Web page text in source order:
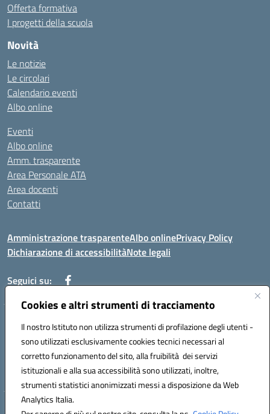
Cookies e altri strumenti di tracciamento
Il nostro Istituto non utilizza strumenti di profilazione degli utenti -
sono utilizzati esclusivamente cookies tecnici necessari al
corretto funzionamento del sito, alla fruibilità dei servizi
istituzionali e alla sua accessibilità sono utilizzati, inoltre,
strumenti statistici anonimizzati messi a disposizione da Web
Analytics Italia.
Offerta formativa
I progetti della scuola
Novità
Le notizie
Le circolari
Calendario eventi
Albo online
Eventi
Albo online
Amm. trasparente
Area Personale ATA
Area docenti
Contatti
Amministrazione trasparenteAlbo onlinePrivacy Policy
Dichiarazione di accessibilitàNote legali
Seguici su:
Indirizzo: VIA BRECCIAME, 46 - 81024 MADDALONI (CE)
Mail: CEIC8AU001@istruzione.it - Pec: CEIC8AU001@pec.istruzione.it -
Telefono: 0823408721
Meccanografico: CEIC8AU001
Codice fiscale: 93086080616
Hosting & Powered by 3D Solution S.r.l.